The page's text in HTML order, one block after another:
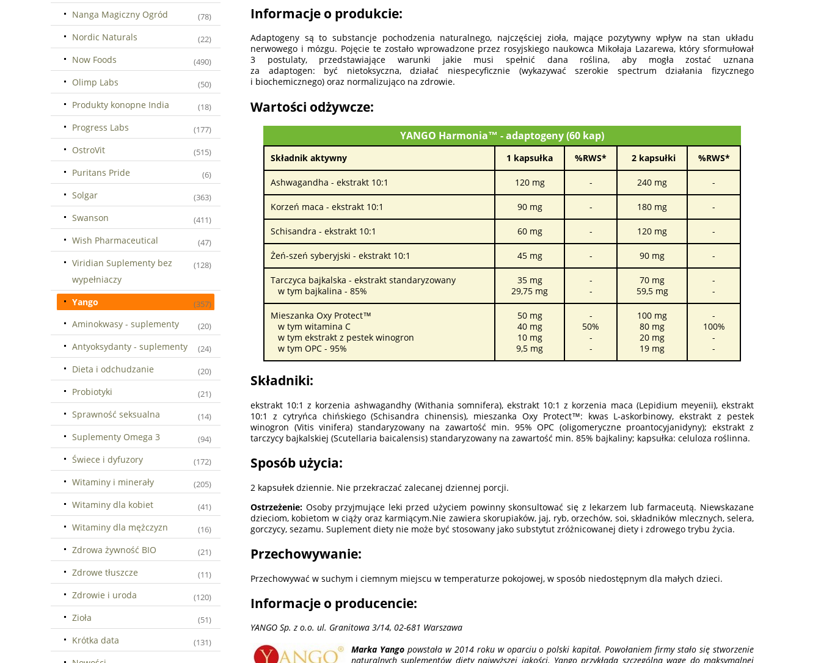
Nanga Magiczny Ogród (78)
Nordic Naturals (22)
Now Foods (490)
Olimp Labs (50)
Produkty konopne India (18)
Progress Labs (177)
OstroVit (515)
Puritans Pride (6)
Solgar (363)
Swanson (411)
Wish Pharmaceutical (47)
Viridian Suplementy bez
wypełniaczy
(128)
Yango (357)
Aminokwasy - suplementy (20)
Antyoksydanty - suplementy (24)
Dieta i odchudzanie (20)
Probiotyki (21)
Sprawność seksualna (14)
Suplementy Omega 3 (94)
Świece i dyfuzory (172)
Witaminy i minerały (205)
Witaminy dla kobiet (41)
Witaminy dla mężczyzn (16)
Zdrowa żywność BIO (21)
Zdrowe tłuszcze (11)
Zdrowie i uroda (120)
Zioła (51)
Krótka data (131)
Informacje o produkcie:
Adaptogeny są to substancje pochodzenia naturalnego, najczęściej zioła, mające pozytywny wpływ na stan układu
nerwowego i mózgu. Pojęcie te zostało wprowadzone przez rosyjskiego naukowca Mikołaja Lazarewa, który sformułował
3 postulaty, przedstawiające warunki jakie musi spełnić dana roślina, aby mogła zostać uznana
za adaptogen: być nietoksyczna, działać niespecyficznie (wykazywać szerokie spectrum działania fizycznego
i biochemicznego) oraz normalizująco na zdrowie.
Wartości odżywcze:
YANGO Harmonia™ - adaptogeny (60 kap)
Składnik aktywny 1 kapsułka %RWS* 2 kapsułki %RWS*
Ashwagandha - ekstrakt 10:1 120 mg - 240 mg -
Korzeń maca - ekstrakt 10:1 90 mg - 180 mg -
Schisandra - ekstrakt 10:1 60 mg - 120 mg -
Żeń-szeń syberyjski - ekstrakt 10:1 45 mg - 90 mg -
Tarczyca bajkalska - ekstrakt standaryzowany
w tym bajkalina - 85%
35 mg
29,75 mg
-
-
70 mg
59,5 mg
-
-
Mieszanka Oxy Protect™
w tym witamina C
w tym ekstrakt z pestek winogron
w tym OPC - 95%
50 mg
40 mg
10 mg
9,5 mg
-
50%
-
-
100 mg
80 mg
20 mg
19 mg
-
100%
-
-
Składniki:
ekstrakt 10:1 z korzenia ashwagandhy (Withania somnifera), ekstrakt 10:1 z korzenia maca (Lepidium meyenii), ekstrakt
10:1 z cytryńca chińskiego (Schisandra chinensis), mieszanka Oxy Protect™: kwas L-askorbinowy, ekstrakt z pestek
winogron (Vitis vinifera) standaryzowany na zawartość min. 95% OPC (oligomeryczne proantocyjanidyny); ekstrakt z
tarczycy bajkalskiej (Scutellaria baicalensis) standaryzowany na zawartość min. 85% bajkaliny; kapsułka: celuloza roślinna.
Sposób użycia:
2 kapsułek dziennie. Nie przekraczać zalecanej dziennej porcji.
Ostrzeżenie: Osoby przyjmujące leki przed użyciem powinny skonsultować się z lekarzem lub farmaceutą. Niewskazane
dzieciom, kobietom w ciąży oraz karmiącym.Nie zawiera skorupiaków, jaj, ryb, orzechów, soi, składników mlecznych, selera,
gorczycy, sezamu. Suplement diety nie może być stosowany jako substytut zróżnicowanej diety i zdrowego trybu życia.
Przechowywanie:
Przechowywać w suchym i ciemnym miejscu w temperaturze pokojowej, w sposób niedostępnym dla małych dzieci.
Informacje o producencie:
YANGO Sp. z o.o. ul. Granitowa 3/14, 02-681 Warszawa
Marka Yango powstała w 2014 roku w oparciu o polski kapitał. Powołaniem firmy stało się stworzenie
naturalnych suplementów diety najwyższej jakości. Yango przykłada szczególną wagę do maksymalnej